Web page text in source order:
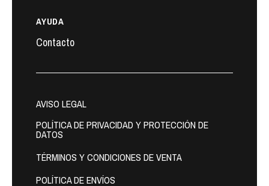
AYUDA
Contacto
AVISO LEGAL
POLÍTICA DE PRIVACIDAD Y PROTECCIÓN DE
DATOS
TÉRMINOS Y CONDICIONES DE VENTA
POLÍTICA DE ENVÍOS